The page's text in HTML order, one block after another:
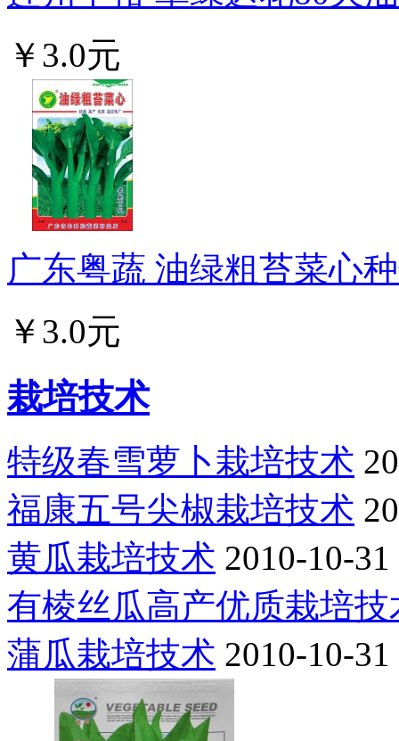
￥3.0元
广东粤蔬 油绿粗苔菜心
￥3.0元
栽培技术
特级春雪萝卜栽培技术
福康五号尖椒栽培技术
黄瓜栽培技术 2010-10-31
有棱丝瓜高产优质栽培技
蒲瓜栽培技术 2010-10-31